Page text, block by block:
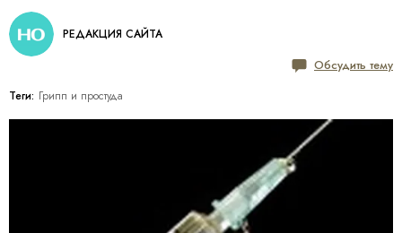
РЕДАКЦИЯ САЙТА
Обсудить тему
Теги: Грипп и простуда